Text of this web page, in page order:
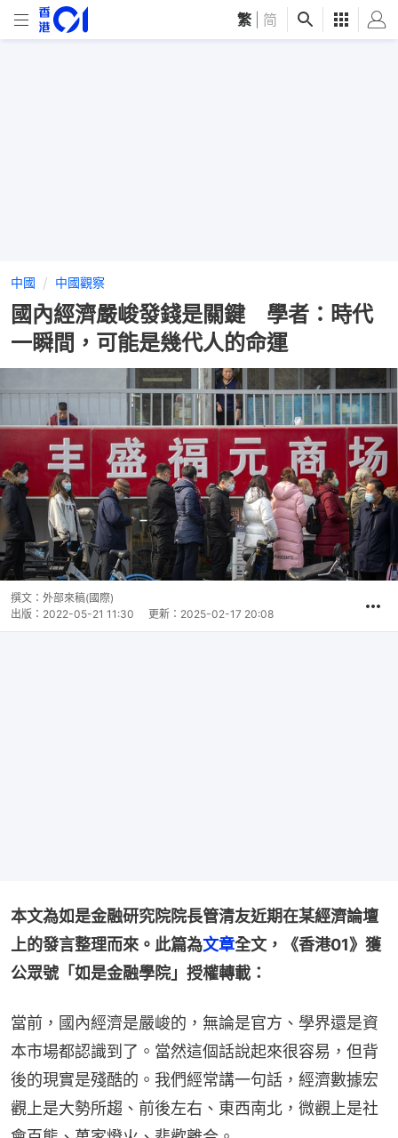
繁 简
中國 中國觀察
國內經濟嚴峻發錢是關鍵 學者：時代
一瞬間，可能是幾代人的命運
撰文： 外部來稿(國際)
出版： 2022-05-21 11:30 更新： 2025-02-17 20:08
本文為如是金融研究院院長管清友近期在某經濟論壇
上的發言整理而來。此篇為文章全文，《香港01》獲
公眾號「如是金融學院」授權轉載：
當前，國內經濟是嚴峻的，無論是官方、學界還是資
本市場都認識到了。當然這個話說起來很容易，但背
後的現實是殘酷的。我們經常講一句話，經濟數據宏
觀上是大勢所趨、前後左右、東西南北，微觀上是社